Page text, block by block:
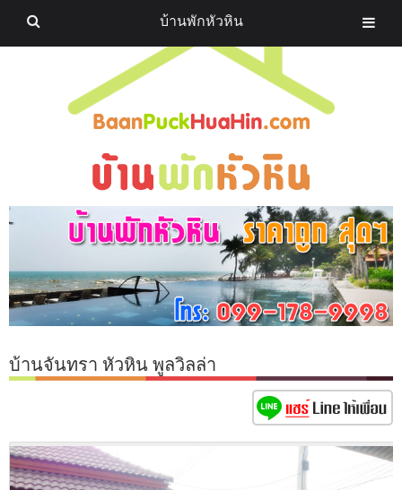
บ้านจันทรา หัวหิน พูลวิลล่า
บ้านพักหัวหิน